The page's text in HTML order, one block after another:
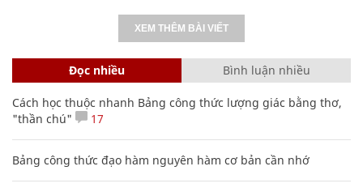
XEM THÊM BÀI VIẾT
Đọc nhiều Bình luận nhiều
Cách học thuộc nhanh Bảng công thức lượng giác bằng thơ,
"thần chú"
17
Bảng công thức đạo hàm nguyên hàm cơ bản cần nhớ